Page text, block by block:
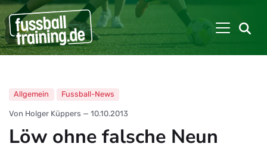
Allgemein Fussball-News
Von Holger Küppers — 10.10.2013
Löw ohne falsche Neun